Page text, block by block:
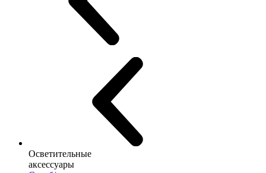
Осветительные
аксессуары